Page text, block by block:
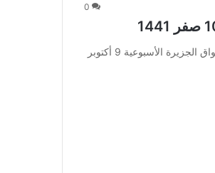
0
عروض أسواق الجزيرة الأسبوعية 9 أكتوبر 2019 الموافق 10 صفر 1441 عروض أسواق الجزيرة الأسبوعية 9 أكتوبر